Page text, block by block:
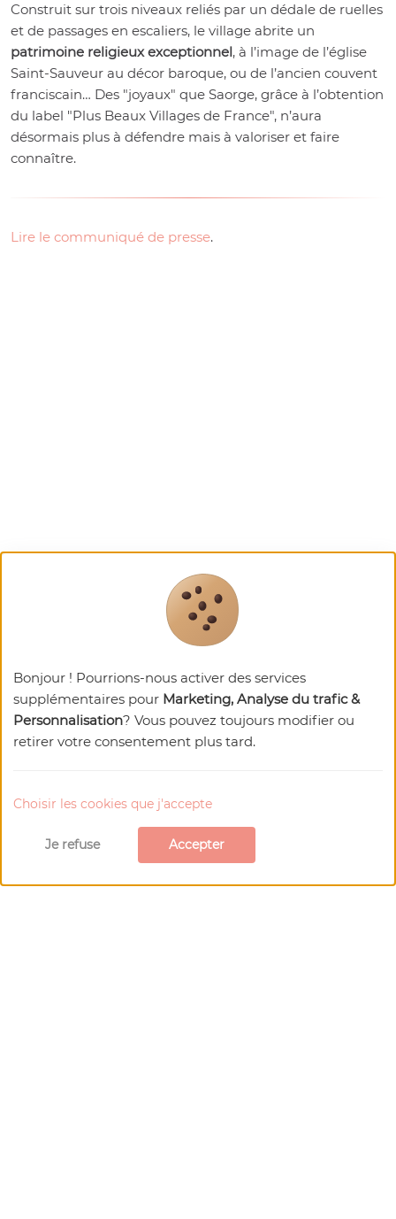
Construit sur trois niveaux reliés par un dédale de ruelles
et de passages en escaliers, le village abrite un
patrimoine religieux exceptionnel, à l’image de l’église
Saint-Sauveur au décor baroque, ou de l’ancien couvent
franciscain… Des "joyaux" que Saorge, grâce à l’obtention
du label "Plus Beaux Villages de France", n’aura
désormais plus à défendre mais à valoriser et faire
connaître.
Lire le communiqué de presse.
Bonjour ! Pourrions-nous activer des services
supplémentaires pour Marketing, Analyse du trafic &
Personnalisation? Vous pouvez toujours modifier ou
retirer votre consentement plus tard.
Choisir les cookies que j'accepte
Je refuse Accepter